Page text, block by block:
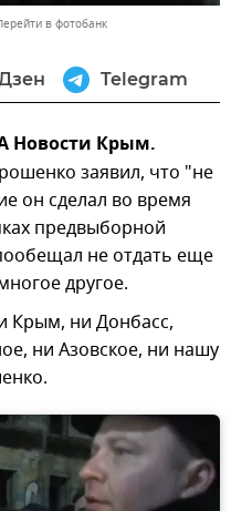
в фотобанк
Telegram
Новости Крым.
заявил, что "не
он сделал во время
предвыборной
не отдать еще
другое.
Крым, ни Донбасс,
ни Азовское, ни нашу